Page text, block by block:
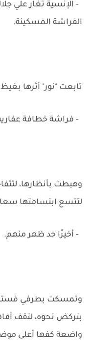
- الإنسية تغار علي
الفراشة المسكينة.
تابعت "نور" أثرها
- فراشة خطافة
وهبطت بأنظارها،
لتتسع ابتسامتها
- أخيرًا حد ظهر منهم.
وتمسكت بطرفي
بتركض نحوه، لتقف
واضعة كفها أعلى